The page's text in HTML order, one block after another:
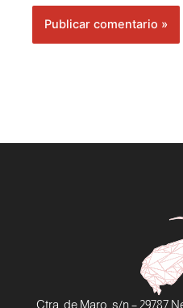
Ctra. de Maro, s/n – 29787